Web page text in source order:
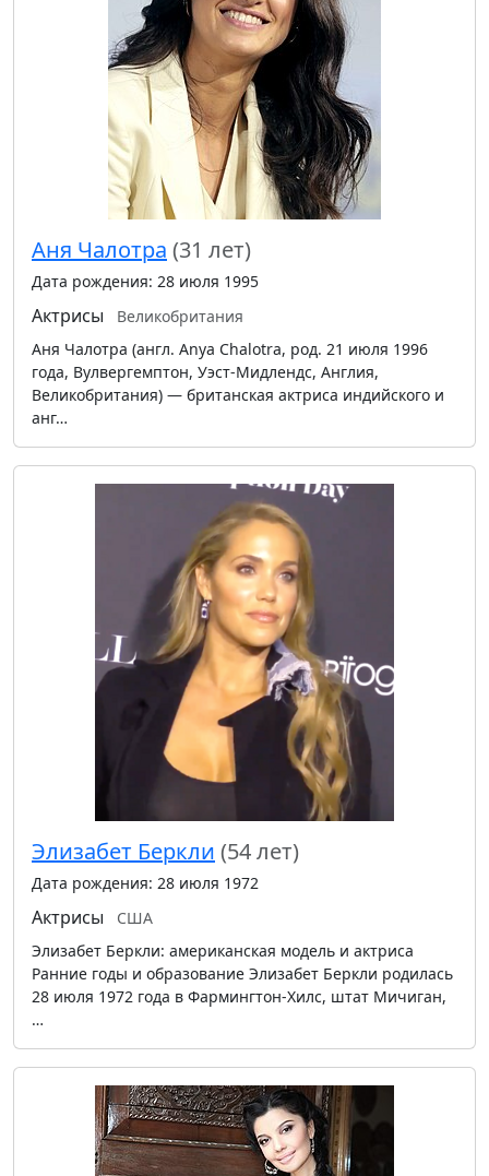
Аня Чалотра (31 лет)
Дата рождения: 28 июля 1995
Актрисы
Великобритания
Аня Чалотра (англ. Anya Chalotra, род. 21 июля 1996
года, Вулвергемптон, Уэст-Мидлендс, Англия,
Великобритания) — британская актриса индийского и
анг…
Элизабет Беркли (54 лет)
Дата рождения: 28 июля 1972
Актрисы
США
Элизабет Беркли: американская модель и актриса
Ранние годы и образование Элизабет Беркли родилась
28 июля 1972 года в Фармингтон-Хилс, штат Мичиган,
…